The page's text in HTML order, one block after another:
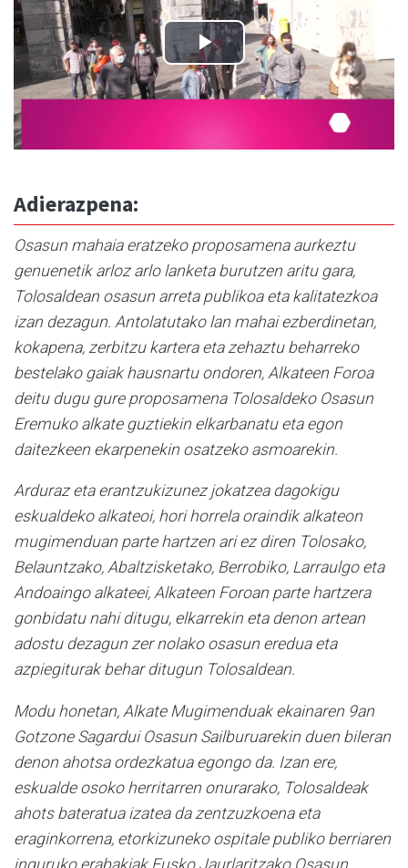
Adierazpena:
Osasun mahaia eratzeko proposamena aurkeztu
genuenetik arloz arlo lanketa burutzen aritu gara,
Tolosaldean osasun arreta publikoa eta kalitatezkoa
izan dezagun. Antolatutako lan mahai ezberdinetan,
kokapena, zerbitzu kartera eta zehaztu beharreko
bestelako gaiak hausnartu ondoren, Alkateen Foroa
deitu dugu gure proposamena Tolosaldeko Osasun
Eremuko alkate guztiekin elkarbanatu eta egon
daitezkeen ekarpenekin osatzeko asmoarekin.
Arduraz eta erantzukizunez jokatzea dagokigu
eskualdeko alkateoi, hori horrela oraindik alkateon
mugimenduan parte hartzen ari ez diren Tolosako,
Belauntzako, Abaltzisketako, Berrobiko, Larraulgo eta
Andoaingo alkateei, Alkateen Foroan parte hartzera
gonbidatu nahi ditugu, elkarrekin eta denon artean
adostu dezagun zer nolako osasun eredua eta
azpiegiturak behar ditugun Tolosaldean.
Modu honetan, Alkate Mugimenduak ekainaren 9an
Gotzone Sagardui Osasun Sailburuarekin duen bileran
denon ahotsa ordezkatua egongo da. Izan ere,
eskualde osoko herritarren onurarako, Tolosaldeak
ahots bateratua izatea da zentzuzkoena eta
eraginkorrena, etorkizuneko ospitale publiko berriaren
inguruko erabakiak Eusko Jaurlaritzako Osasun